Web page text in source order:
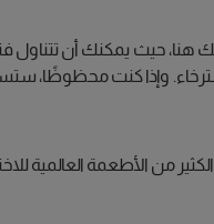
حيث يمكنك أن تتناول
وإذا كنت محظوظًا،
من الأطعمة العالمية